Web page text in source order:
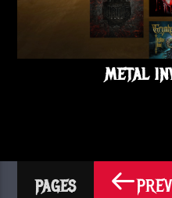
METAL
PAGES PREV